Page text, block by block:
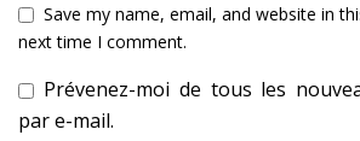
Save my name, email, and website in
next time I comment.
Prévenez-moi de tous les
par e-mail.